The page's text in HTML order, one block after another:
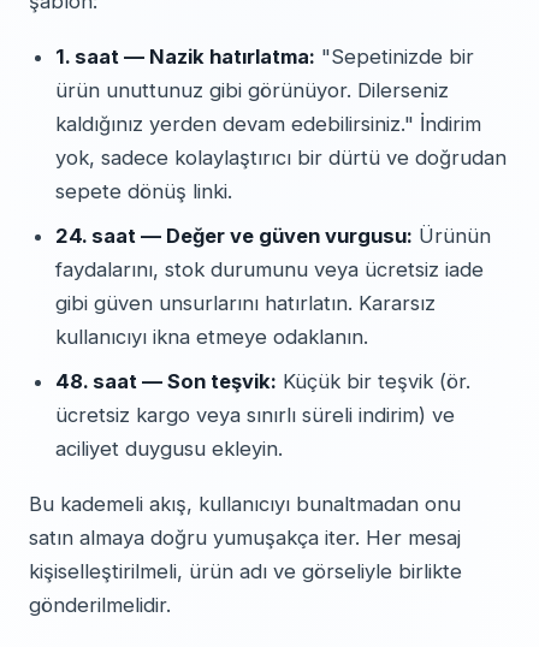
1. saat — Nazik hatırlatma: "Sepetinizde bir
ürün unuttunuz gibi görünüyor. Dilerseniz
kaldığınız yerden devam edebilirsiniz." İndirim
yok, sadece kolaylaştırıcı bir dürtü ve doğrudan
sepete dönüş linki.
24. saat — Değer ve güven vurgusu: Ürünün
faydalarını, stok durumunu veya ücretsiz iade
gibi güven unsurlarını hatırlatın. Kararsız
kullanıcıyı ikna etmeye odaklanın.
48. saat — Son teşvik: Küçük bir teşvik (ör.
ücretsiz kargo veya sınırlı süreli indirim) ve
aciliyet duygusu ekleyin.
Bu kademeli akış, kullanıcıyı bunaltmadan onu
satın almaya doğru yumuşakça iter. Her mesaj
kişiselleştirilmeli, ürün adı ve görseliyle birlikte
gönderilmelidir.